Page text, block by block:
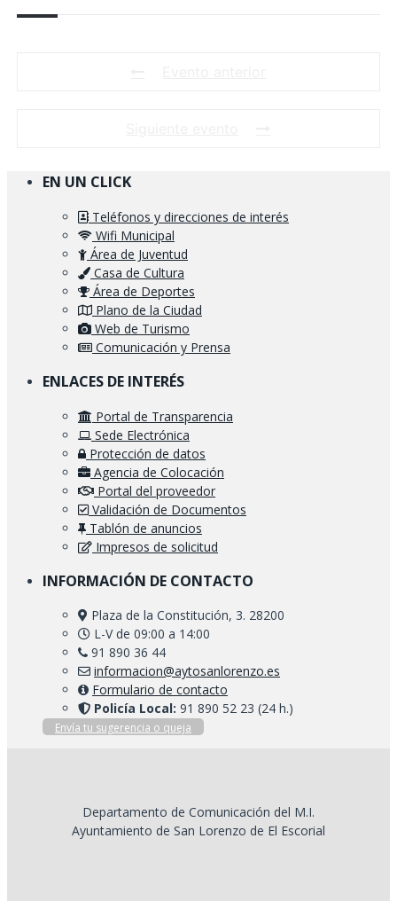
EN UN CLICK
Teléfonos y direcciones de interés
Wifi Municipal
Área de Juventud
Casa de Cultura
Área de Deportes
Plano de la Ciudad
Web de Turismo
Comunicación y Prensa
ENLACES DE INTERÉS
Portal de Transparencia
Sede Electrónica
Protección de datos
Agencia de Colocación
Portal del proveedor
Validación de Documentos
Tablón de anuncios
Impresos de solicitud
INFORMACIÓN DE CONTACTO
Plaza de la Constitución, 3. 28200
L-V de 09:00 a 14:00
91 890 36 44
informacion@aytosanlorenzo.es
Formulario de contacto
Policía Local: 91 890 52 23 (24 h.)
Envía tu sugerencia o queja
Departamento de Comunicación del M.I.
Ayuntamiento de San Lorenzo de El Escorial